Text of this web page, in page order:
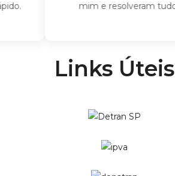
mim e resolveram tudo.
Links Úteis